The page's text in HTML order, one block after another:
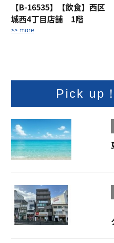
【B-16535】【飲食】西区
城西4丁目店舗 1階
>> more
Pick up！